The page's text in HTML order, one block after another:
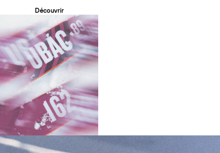
Découvrir